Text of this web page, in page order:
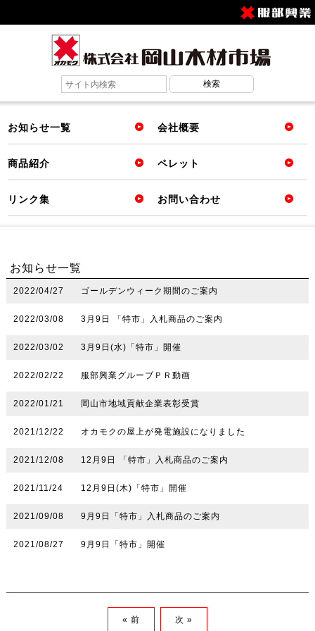
お知らせ一覧 会社概要
商品紹介 ペレット
リンク集 お問い合わせ
お知らせ一覧
2022/04/27 ゴールデンウィーク期間のご案内
2022/03/08 3月9日 「特市」入札商品のご案内
2022/03/02 3月9日(水)「特市」開催
2022/02/22 服部興業グルーブＰＲ動画
2022/01/21 岡山市地域貢献企業表彰受賞
2021/12/22 オカモクの屋上が発電施設になりました
2021/12/08 12月9日 「特市」入札商品のご案内
2021/11/24 12月9日(木)「特市」開催
2021/09/08 9月9日「特市」入札商品のご案内
2021/08/27 9月9日「特市」開催
« 前 次 »